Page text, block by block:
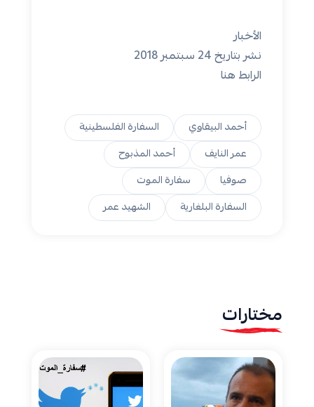
الأخبار
نشر بتاريخ 24 سبتمبر 2018
الرابط هنا
أحمد البيقاوي
السفارة الفلسطينية
عمر النايف
أحمد المذبوح
صوفيا
سفارة الموت
السفارة البلغارية
الشهيد عمر
مختارات